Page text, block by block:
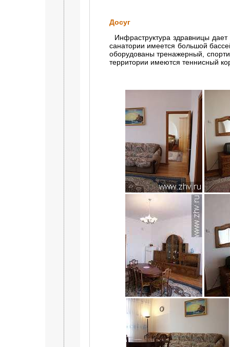
Досуг
Инфраструктура здравницы
санатории имеется большой
оборудованы тренажерный,
территории имеются теннисный